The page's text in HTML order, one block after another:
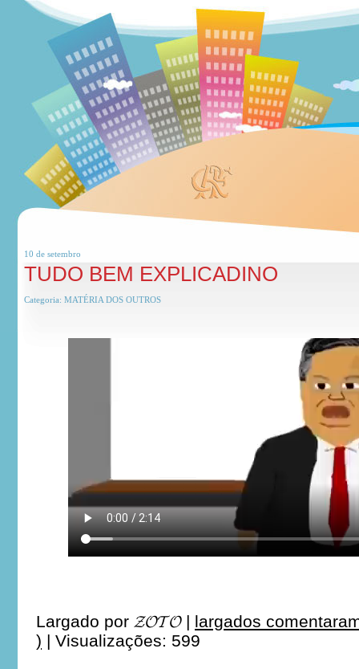
10 de setembro
TUDO BEM EXPLICADINO
Categoria: MATÉRIA DOS OUTROS
Largado por 𝓩𝓞𝓣𝓞| largados
) | Visualizações: 599